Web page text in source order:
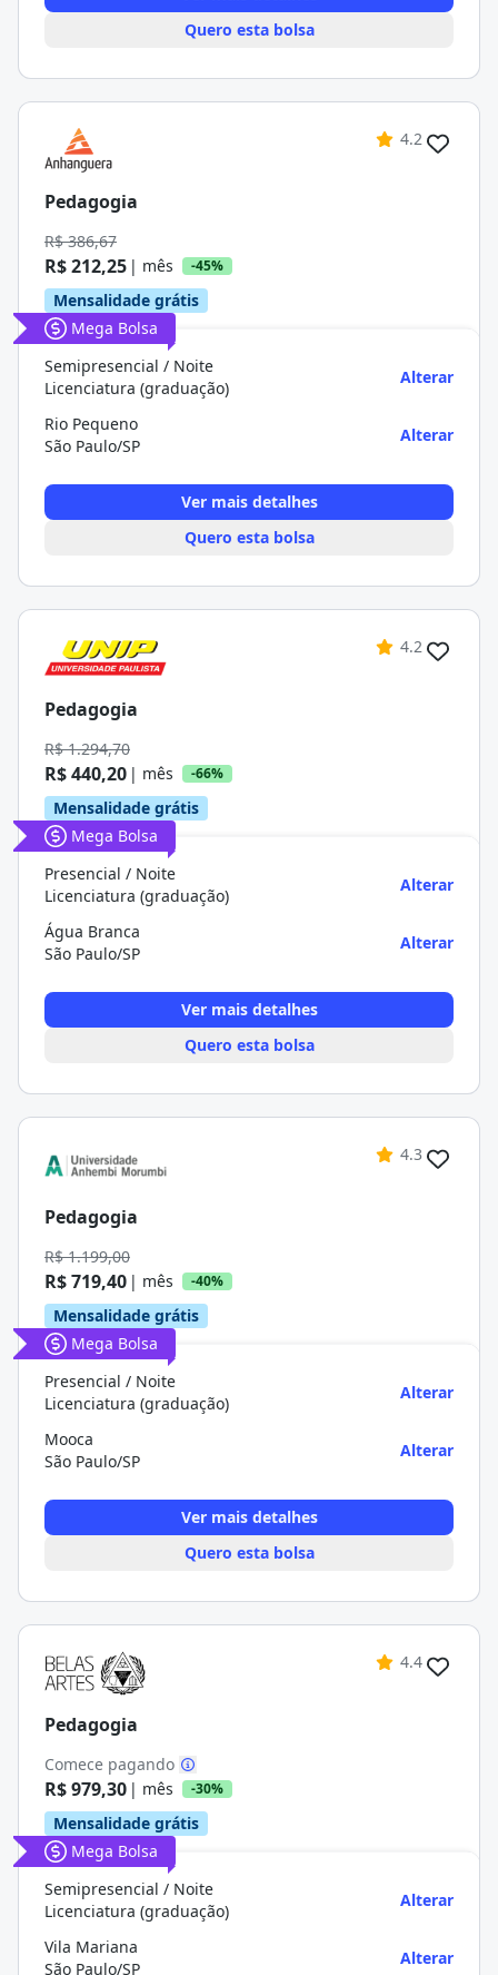
Quero esta bolsa
4.2
Pedagogia
R$ 386,67
R$ 212,25 | mês -45%
Mensalidade grátis
Mega Bolsa
Semipresencial / Noite
Licenciatura (graduação)
Alterar
Rio Pequeno
São Paulo/SP
Alterar
Ver mais detalhes
Quero esta bolsa
4.2
Pedagogia
R$ 1.294,70
R$ 440,20 | mês -66%
Mensalidade grátis
Mega Bolsa
Presencial / Noite
Licenciatura (graduação)
Alterar
Água Branca
São Paulo/SP
Alterar
Ver mais detalhes
Quero esta bolsa
4.3
Pedagogia
R$ 1.199,00
R$ 719,40 | mês -40%
Mensalidade grátis
Mega Bolsa
Presencial / Noite
Licenciatura (graduação)
Alterar
Mooca
São Paulo/SP
Alterar
Ver mais detalhes
Quero esta bolsa
4.4
Pedagogia
Comece pagando
R$ 979,30 | mês -30%
Mensalidade grátis
Mega Bolsa
Semipresencial / Noite
Licenciatura (graduação)
Alterar
Vila Mariana
São Paulo/SP
Alterar